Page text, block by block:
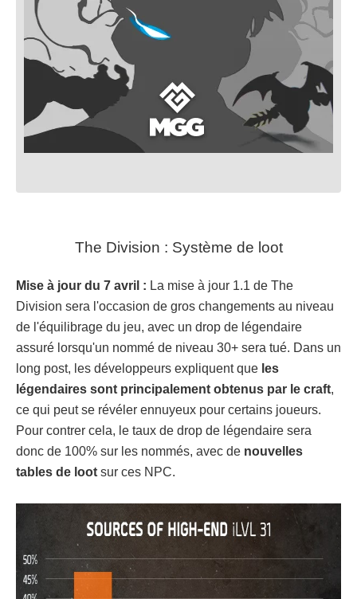
The Division : Système de loot
Mise à jour du 7 avril : La mise à jour 1.1 de The
Division sera l'occasion de gros changements au niveau
de l'équilibrage du jeu, avec un drop de légendaire
assuré lorsqu'un nommé de niveau 30+ sera tué. Dans un
long post, les développeurs expliquent que les
légendaires sont principalement obtenus par le craft,
ce qui peut se révéler ennuyeux pour certains joueurs.
Pour contrer cela, le taux de drop de légendaire sera
donc de 100% sur les nommés, avec de nouvelles
tables de loot sur ces NPC.